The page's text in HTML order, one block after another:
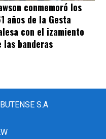
conmemoró los
años de la Gesta
con el izamiento
las banderas
S.A